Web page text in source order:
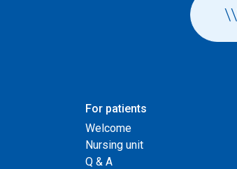
For patients
Welcome
Nursing unit
Q & A